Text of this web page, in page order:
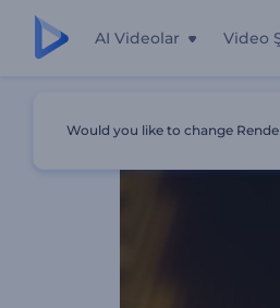
AI Videolar Video
Would you like to change